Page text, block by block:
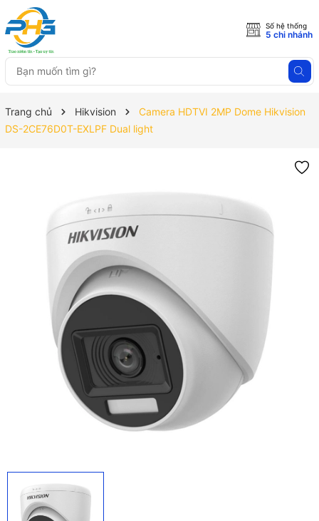
Số hệ thống
5 chi nhánh
Trang chủ Hikvision
Camera HDTVI 2MP Dome Hikvision
DS-2CE76D0T-EXLPF Dual light